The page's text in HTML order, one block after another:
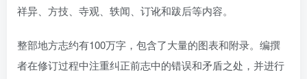
祥异、方技、寺观、轶闻、订讹和跋后等内容。
整部地方志约有100万字，包含了大量的图表和附录。编撰
者在修订过程中注重纠正前志中的错误和矛盾之处，并进行